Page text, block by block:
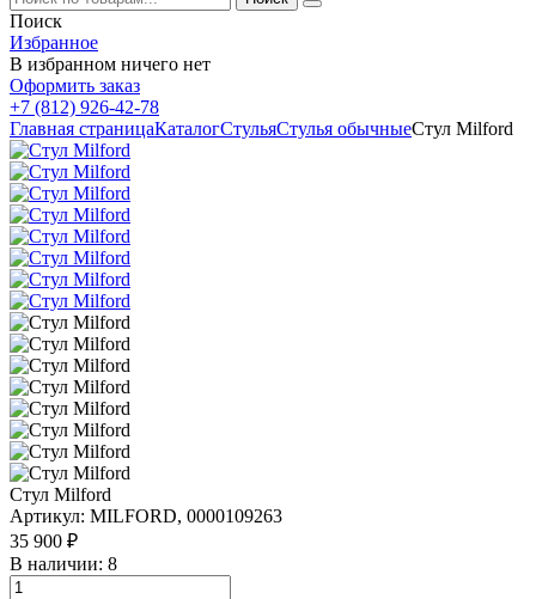
Поиск
Избранное
В избранном ничего нет
Оформить заказ
+7 (812) 926-42-78
Главная страницаКаталогСтульяСтулья обычныеСтул Milford
Стул Milford
Артикул: MILFORD, 0000109263
35 900 ₽
В наличии: 8